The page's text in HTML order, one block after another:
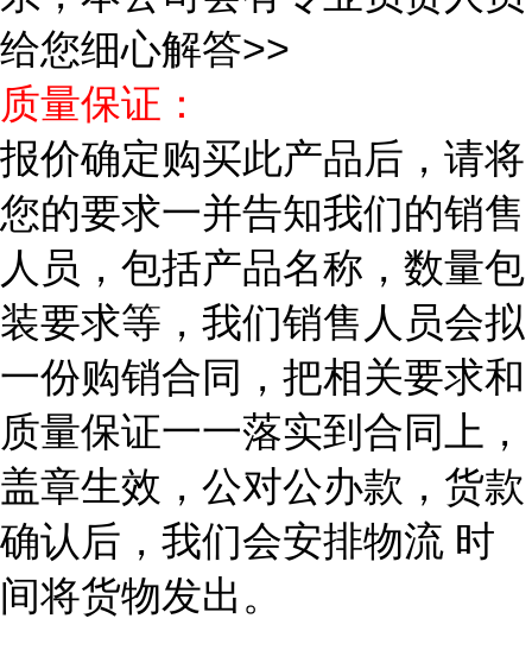
给您细心解答>>
质量保证：
报价确定购买此产品后，请将
您的要求一并告知我们的销售
人员，包括产品名称，数量包
装要求等，我们销售人员会拟
一份购销合同，把相关要求和
质量保证一一落实到合同上，
盖章生效，公对公办款，货款
确认后，我们会安排物流 时
间将货物发出。